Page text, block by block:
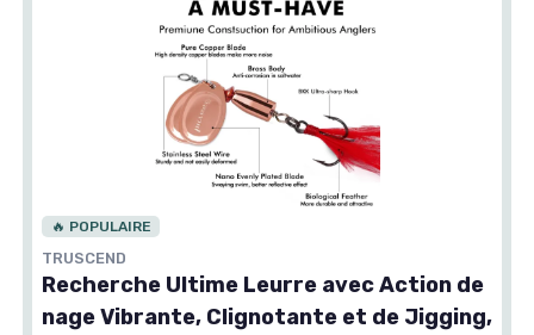
🔥 POPULAIRE
TRUSCEND
Recherche Ultime Leurre avec Action de
nage Vibrante, Clignotante et de Jigging,